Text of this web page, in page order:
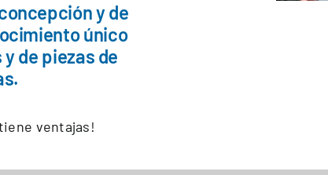
y de
único
de piezas de
ventajas!